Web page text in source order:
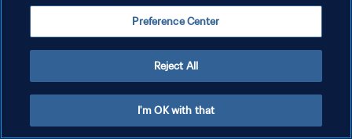
GÉRER VOS PRÉFÉRENCES SUR LES COOKIES
Preference Center
Reject All
I'm OK with that